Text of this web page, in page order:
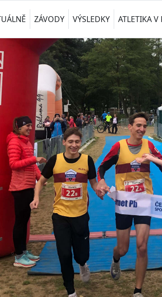
ZÁVODY VÝSLEDKY ATLETIKA V